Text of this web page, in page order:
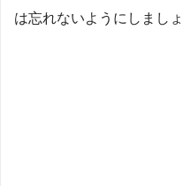
は忘れないようにしましょ